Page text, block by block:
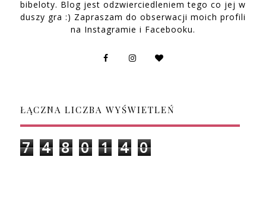
bibeloty. Blog jest odzwierciedleniem tego co jej w
duszy gra :) Zapraszam do obserwacji moich profili
na Instagramie i Facebooku.
ŁĄCZNA LICZBA WYŚWIETLEŃ
7 4 8 0 1 4 0